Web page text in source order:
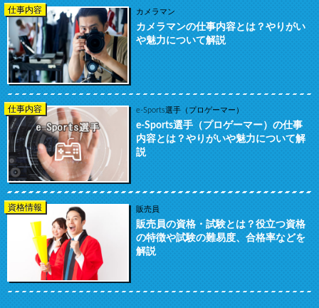
仕事内容 カメラマン
カメラマンの仕事内容とは？やりがい
や魅力について解説
仕事内容 e-Sports選手（プロゲーマー）
e-Sports選手（プロゲーマー）の仕事
内容とは？やりがいや魅力について解
説
資格情報 販売員
販売員の資格・試験とは？役立つ資格
の特徴や試験の難易度、合格率などを
解説